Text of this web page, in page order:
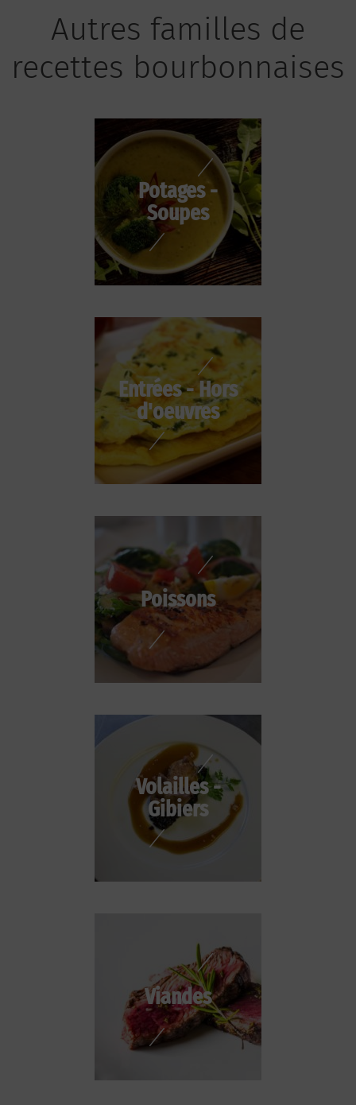
Autres familles de
recettes bourbonnaises
Potages -
Soupes
Entrées - Hors
d'oeuvres
Poissons
Volailles -
Gibiers
Viandes